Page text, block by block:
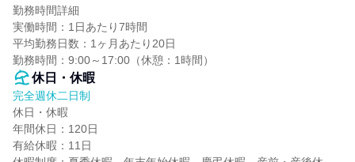
勤務時間詳細
実働時間：1日あたり7時間
平均勤務日数：1ヶ月あたり20日
勤務時間：9:00～17:00（休憩：1時間）
休日・休暇
完全週休二日制
休日・休暇
年間休日：120日
有給休暇：11日